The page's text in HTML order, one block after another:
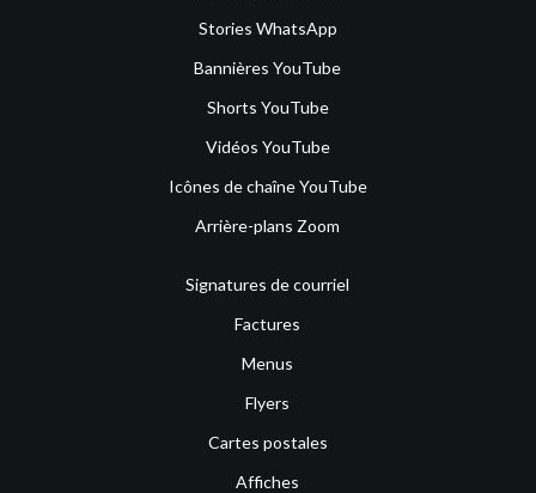
Stories WhatsApp
Bannières YouTube
Shorts YouTube
Vidéos YouTube
Icônes de chaîne YouTube
Arrière-plans Zoom
Signatures de courriel
Factures
Menus
Flyers
Cartes postales
Affiches